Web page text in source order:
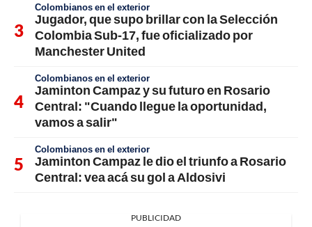
Colombianos en el exterior
Jugador, que supo brillar con la Selección
Colombia Sub-17, fue oficializado por
Manchester United
Colombianos en el exterior
Jaminton Campaz y su futuro en Rosario
Central: "Cuando llegue la oportunidad,
vamos a salir"
Colombianos en el exterior
Jaminton Campaz le dio el triunfo a Rosario
Central: vea acá su gol a Aldosivi
PUBLICIDAD